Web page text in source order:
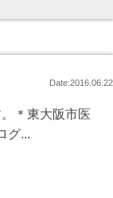
Date:2016.06.22
＊東大阪市医
グ...